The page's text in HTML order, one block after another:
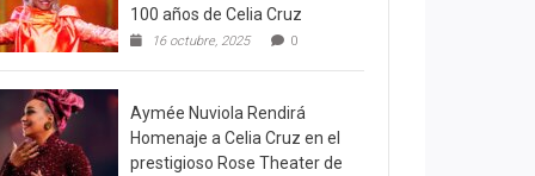
100 años de Celia Cruz
16 octubre, 2025 0
Aymée Nuviola Rendirá
Homenaje a Celia Cruz en el
prestigioso Rose Theater de